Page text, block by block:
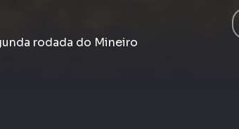
rodada do Mineiro